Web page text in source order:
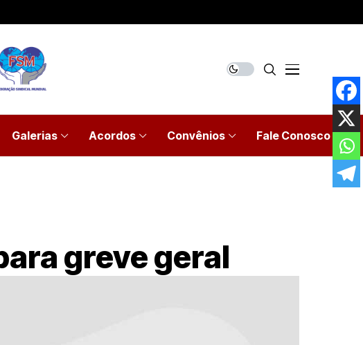
Galerias Acordos Convênios Fale Conosco
greve geral